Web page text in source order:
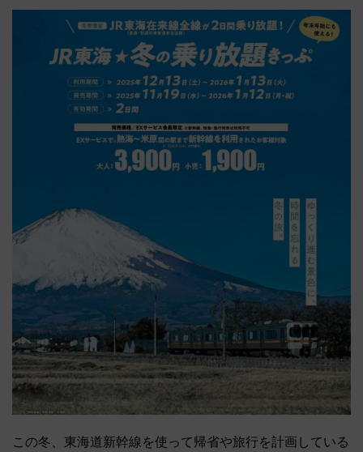
この冬、東海道新幹線を使って帰省や旅行を計画している